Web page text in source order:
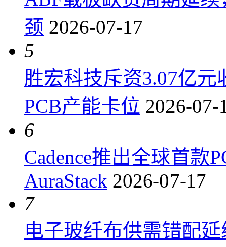
颈 2026-07-17
5
胜宏科技斥资3.07亿
PCB产能卡位 2026-07-
6
Cadence推出全球首款
AuraStack 2026-07-17
7
电子玻纤布供需错配